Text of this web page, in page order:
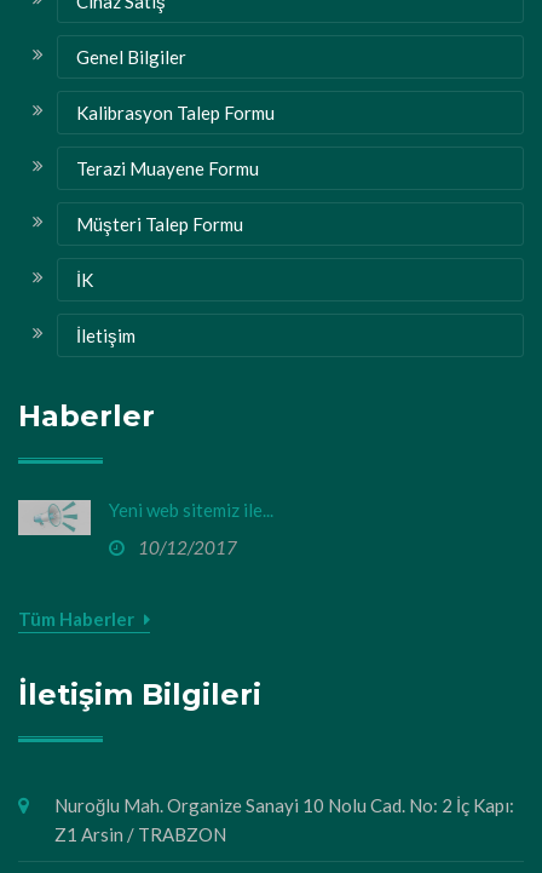
Genel Bilgiler
Kalibrasyon Talep Formu
Terazi Muayene Formu
Müşteri Talep Formu
İK
İletişim
Haberler
Yeni web sitemiz ile...
10/12/2017
Tüm Haberler
İletişim Bilgileri
Nuroğlu Mah. Organize Sanayi 10 Nolu Cad. No: 2 İç Kapı:
Z1 Arsin / TRABZON